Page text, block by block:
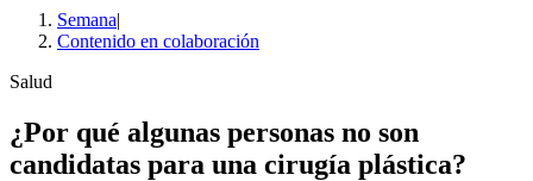
Semana|
Contenido en colaboración
Salud
¿Por qué algunas personas no son
candidatas para una cirugía plástica?